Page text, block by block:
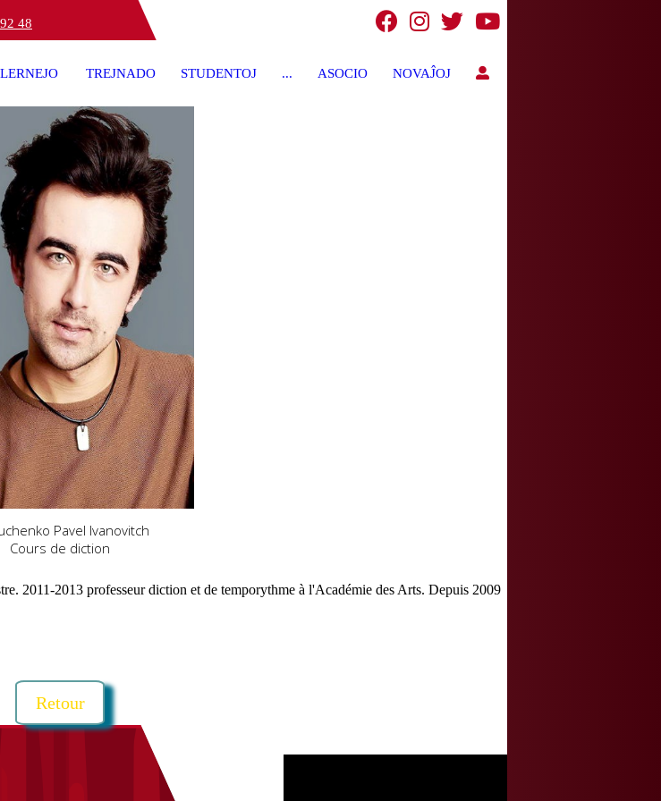
48
LERNEJO TREJNADO STUDENTOJ ... ASOCIO NOVAĴOJ
Pavel Ivanovitch
Cours de diction
2011-2013 professeur diction et de temporythme à l'Académie des Arts. Depuis 2009
Retour